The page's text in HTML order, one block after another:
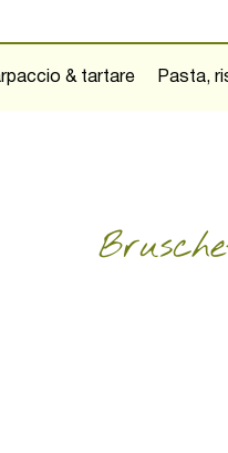
& tartare Pasta,